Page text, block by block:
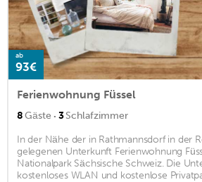
ab
93€
Ferienwohnung Füssel
8Gäste · 3Schlafzimmer
In der Nähe der in Rathmannsdorf in der
gelegenen Unterkunft Ferienwohnung
Nationalpark Sächsische Schweiz. Die
kostenloses WLAN und kostenlose